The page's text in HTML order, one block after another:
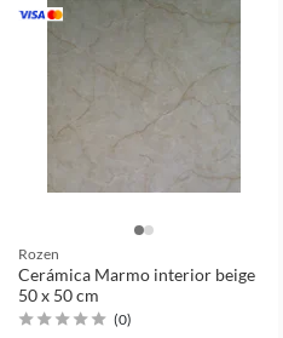
Rozen
Cerámica Marmo interior beige
50 x 50 cm
(0)